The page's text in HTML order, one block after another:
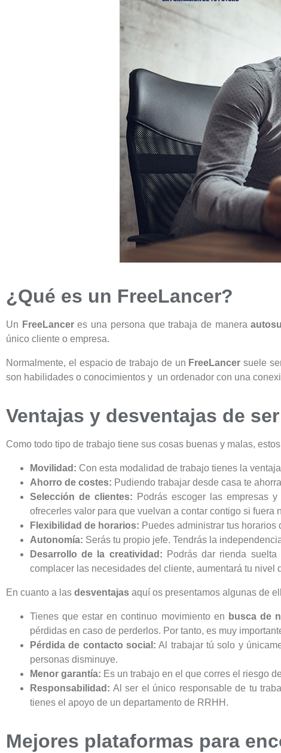
¿Qué es un FreeLancer?
Un FreeLanceres una persona que trabaja de manera
único cliente o empresa.
Normalmente, el espacio de trabajo de un FreeLancer suele
son habilidades o conocimientos y un ordenador con una
Ventajas y desventajas de
Como todo tipo de trabajo tiene sus cosas buenas y malas,
Movilidad: Con esta modalidad de trabajo tienes la
Ahorro de costes: Pudiendo trabajar desde casa te
Selección de clientes: Podrás escoger las empresas
ofrecerles valor para que vuelvan a contar contigo si
Flexibilidad de horarios: Puedes administrar tus
Autonomía: Serás tu propio jefe. Tendrás la
Desarrollo de la creatividad: Podrás dar rienda
complacer las necesidades del cliente, aumentará tu nivel
En cuanto a las desventajas aquí os presentamos algunas de
Tienes que estar en continuo movimiento en busca de
pérdidas en caso de perderlos. Por tanto, es muy
Pérdida de contacto social: Al trabajar tú solo y
personas disminuye.
Menor garantía: Es un trabajo en el que corres el riesgo
Responsabilidad: Al ser el único responsable de tu
tienes el apoyo de un departamento de RRHH.
Mejores plataformas para